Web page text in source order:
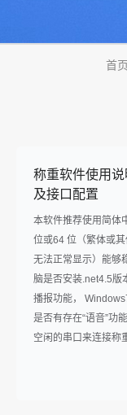
首页
称重软件使用
及接口配置
本软件推荐使用简体
位或64 位（繁体或
无法正常显示）能够
脑是否安装.net4.5版
播报功能，
是否有存在“语音”功
空闲的串口来连接称